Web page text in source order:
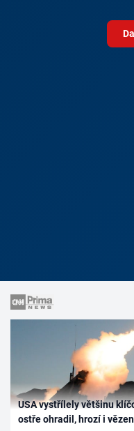
USA vystřílely většinu
ostře ohradil, hrozí i